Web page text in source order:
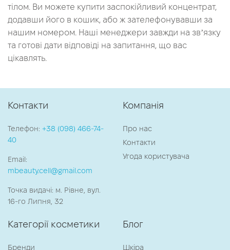
тілом. Ви можете купити заспокійливий концентрат,
додавши його в кошик, або ж зателефонувавши за
нашим номером. Наші менеджери завжди на звʼязку
та готові дати відповіді на запитання, що вас
цікавлять.
Контакти
Телефон:+38 (098) 466-74-
40
Email:
mbeauty.cell@gmail.com
Точка видачі: м. Рівне, вул.
16-го Липня, 32
Компанія
Про нас
Контакти
Угода користувача
Категорії косметики
Бренди
Блог
Шкіра